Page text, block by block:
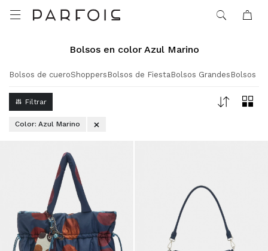

Bolsos en color Azul Marino
Bolsos de cueroShoppers Bolsos de FiestaBolsos Grandes Bolsos
Color: Azul Marino